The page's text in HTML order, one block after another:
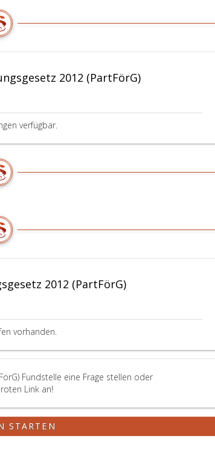
2012 (PartFörG)
verfügbar.
2012 (PartFörG)
vorhanden.
Fundstelle eine Frage stellen oder
Link an!
STARTEN